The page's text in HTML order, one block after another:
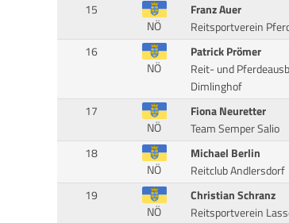
15
NÖ
Franz Auer
Reitsportverein
16
NÖ
Patrick Prömer
Reit- und
Dimlinghof
17
NÖ
Fiona Neuretter
Team Semper Salio
18
NÖ
Michael Berlin
Reitclub Andlersdorf
19
NÖ
Christian Schranz
Reitsportverein